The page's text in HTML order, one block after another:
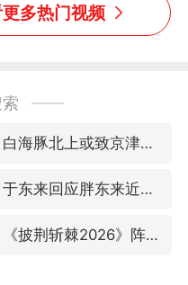
多热门视频
白海豚北上或致京津冀暴雨
于东来回应胖东来近25年老店年底关闭
《披荆斩棘2026》阵容官宣